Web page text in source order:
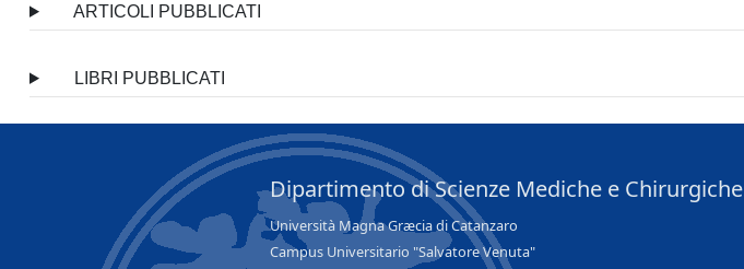
ARTICOLI PUBBLICATI
LIBRI PUBBLICATI
Dipartimento di Scienze Mediche e Chirurgiche
Università Magna Græcia di Catanzaro
Campus Universitario "Salvatore Venuta"